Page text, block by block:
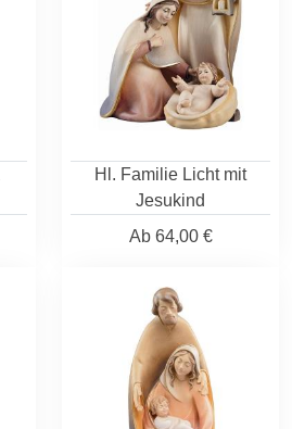
Hl. Familie Licht mit
Jesukind
Ab64,00 €